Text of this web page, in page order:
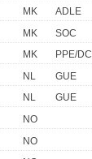
MK
ADLE
MK
SOC
MK
PPE/DC
NL
GUE
NL
GUE
NO
NO